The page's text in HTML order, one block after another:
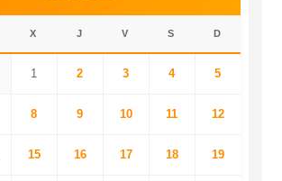
X J V S D
1 2 3 4 5
8 9 10 11 12
15 16 17 18 19